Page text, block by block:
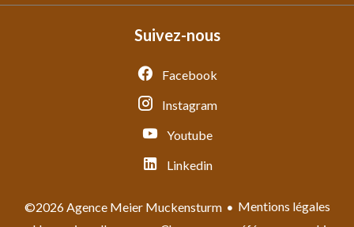
Suivez-nous
Facebook
Instagram
Youtube
Linkedin
©2026 Agence Meier Muckensturm
Mentions légales